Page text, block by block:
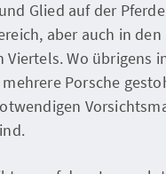
Glied auf der
aber auch in den
Viertels. Wo übrigens
Porsche